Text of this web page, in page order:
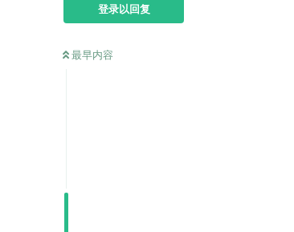
登录以回复
最早内容